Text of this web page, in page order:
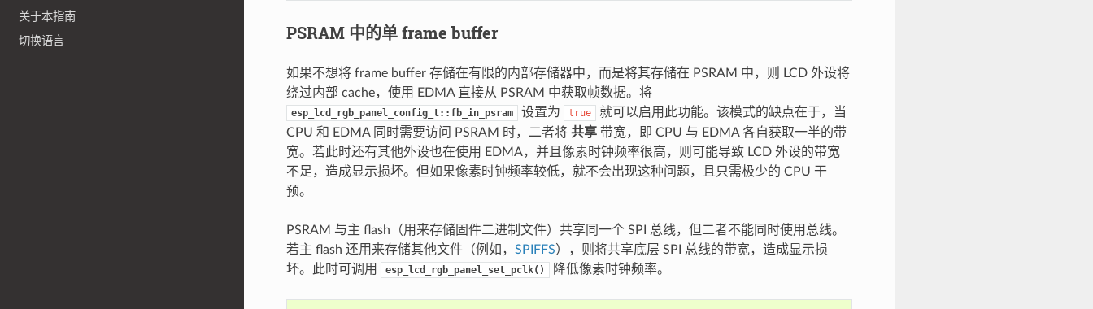
关于本指南
切换语言
PSRAM 中的单 frame buffer
如果不想将 frame buffer 存储在有限的内部存储器中，而是将其存储在 PSRAM 中，则 LCD 外设将
绕过内部 cache，使用 EDMA 直接从 PSRAM 中获取帧数据。将
esp_lcd_rgb_panel_config_t::fb_in_psram 设置为 true
就可以启用此功能。该模式的缺点在于，当
CPU 和 EDMA 同时需要访问 PSRAM 时，二者将 共享带宽，即 CPU 与 EDMA 各自获取一半的带
宽。若此时还有其他外设也在使用 EDMA，并且像素时钟频率很高，则可能导致 LCD 外设的带宽
不足，造成显示损坏。但如果像素时钟频率较低，就不会出现这种问题，且只需极少的 CPU 干
预。
PSRAM 与主 flash（用来存储固件二进制文件）共享同一个 SPI 总线，但二者不能同时使用总线。
若主 flash 还用来存储其他文件（例如， SPIFFS），则将共享底层 SPI 总线的带宽，造成显示损
坏。此时可调用
esp_lcd_rgb_panel_set_pclk() 降低像素时钟频率。